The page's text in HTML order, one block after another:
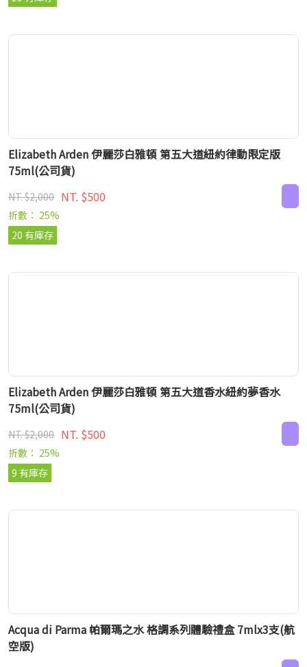
Elizabeth Arden 伊麗莎白雅頓 第五大道紐約律動限定版
75ml(公司貨)
NT. $2,000 NT. $500
折數： 25%
20 有庫存
Elizabeth Arden 伊麗莎白雅頓 第五大道香水紐約夢香水
75ml(公司貨)
NT. $2,000 NT. $500
折數： 25%
9 有庫存
Acqua di Parma 帕爾瑪之水 格調系列體驗禮盒 7mlx3支(航
空版)